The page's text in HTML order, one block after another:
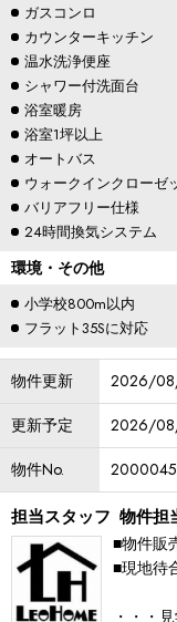
ガスコンロ
カウンターキッチン
温水洗浄便座
シャワー付洗面台
浴室暖房
浴室1坪以上
オートバス
ウォークインクローゼ
バリアフリー仕様
24時間換気システム
環境・その他
小学校800m以内
フラット35Sに対応
物件更新
2026/
更新予定
2026/
物件No.
担当スタッフ 物件担
■物件販
■現地待
・・・